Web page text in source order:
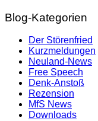
Blog-Kategorien
Der Störenfried
Kurzmeldungen
Neuland-News
Free Speech
Denk-Anstoß
Rezension
MfS News
Downloads